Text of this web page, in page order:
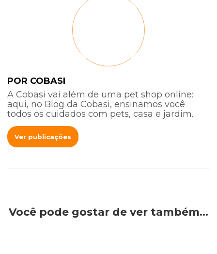
POR COBASI
A Cobasi vai além de uma pet shop online:
aqui, no Blog da Cobasi, ensinamos você
todos os cuidados com pets, casa e jardim.
Ver publicações
Você pode gostar de ver também…